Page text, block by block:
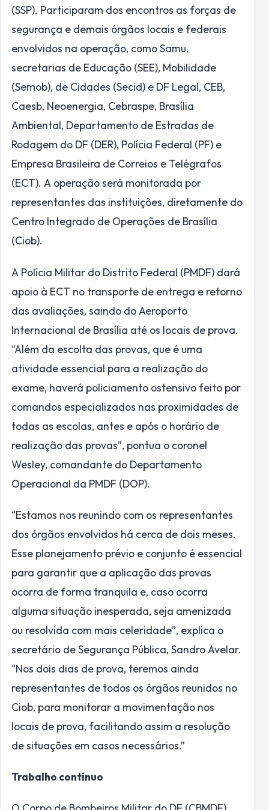
(SSP). Participaram dos encontros as forças de
segurança e demais órgãos locais e federais
envolvidos na operação, como Samu,
secretarias de Educação (SEE), Mobilidade
(Semob), de Cidades (Secid) e DF Legal, CEB,
Caesb, Neoenergia, Cebraspe, Brasília
Ambiental, Departamento de Estradas de
Rodagem do DF (DER), Polícia Federal (PF) e
Empresa Brasileira de Correios e Telégrafos
(ECT). A operação será monitorada por
representantes das instituições, diretamente do
Centro Integrado de Operações de Brasília
(Ciob).
A Polícia Militar do Distrito Federal (PMDF) dará
apoio à ECT no transporte de entrega e retorno
das avaliações, saindo do Aeroporto
Internacional de Brasília até os locais de prova.
“Além da escolta das provas, que é uma
atividade essencial para a realização do
exame, haverá policiamento ostensivo feito por
comandos especializados nas proximidades de
todas as escolas, antes e após o horário de
realização das provas”, pontua o coronel
Wesley, comandante do Departamento
Operacional da PMDF (DOP).
“Estamos nos reunindo com os representantes
dos órgãos envolvidos há cerca de dois meses.
Esse planejamento prévio e conjunto é essencial
para garantir que a aplicação das provas
ocorra de forma tranquila e, caso ocorra
alguma situação inesperada, seja amenizada
ou resolvida com mais celeridade”, explica o
secretário de Segurança Pública, Sandro Avelar.
“Nos dois dias de prova, teremos ainda
representantes de todos os órgãos reunidos no
Ciob, para monitorar a movimentação nos
locais de prova, facilitando assim a resolução
de situações em casos necessários.”
Trabalho contínuo